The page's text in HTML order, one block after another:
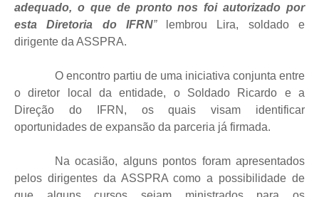
adequado, o que de pronto nos foi autorizado por
esta Diretoria do IFRN”lembrou Lira, soldado e
dirigente da ASSPRA.
O encontro partiu de uma iniciativa conjunta entre
o diretor local da entidade, o Soldado Ricardo e a
Direção do IFRN, os quais visam identificar
oportunidades de expansão da parceria já firmada.
Na ocasião, alguns pontos foram apresentados
pelos dirigentes da ASSPRA como a possibilidade de